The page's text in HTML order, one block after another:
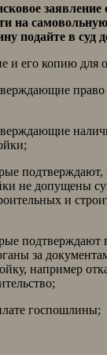
заявление
на
подайте в суд
и его копию для
право
подтверждают,
не допущены
и
подтверждают
за
например
госпошлины;